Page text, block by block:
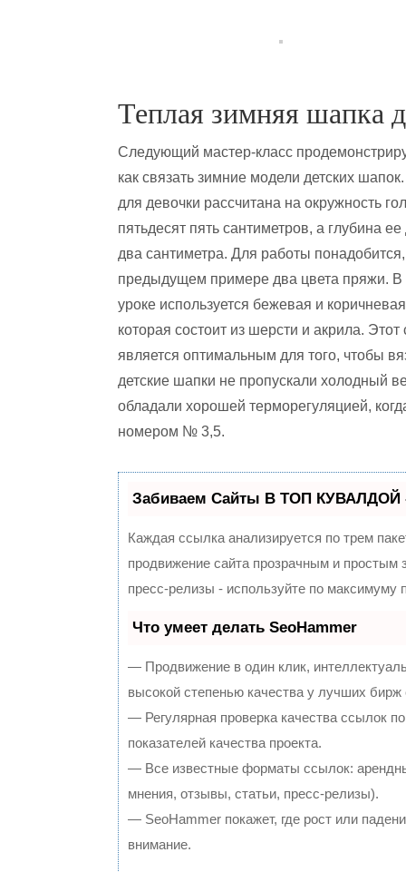
Теплая зимняя шапка
Следующий мастер-класс
как связать зимние модели детских
для девочки рассчитана на окружность
пятьдесят пять сантиметров, а глубина
два сантиметра. Для работы понадобится,
предыдущем примере два цвета пряжи. В
уроке используется бежевая и
которая состоит из шерсти и акрила. Этот
является оптимальным для того, чтобы
детские шапки не пропускали холодный
обладали хорошей терморегуляцией,
номером № 3,5.
Забиваем Сайты В ТОП КУВАЛДОЙ -
Каждая ссылка анализируется по трем
продвижение сайта прозрачным и
пресс-релизы - используйте по
Что умеет делать SeoHammer
— Продвижение в один клик,
высокой степенью качества у лучших бирж
— Регулярная проверка качества ссылок
показателей качества проекта.
— Все известные форматы ссылок:
мнения, отзывы, статьи, пресс-релизы).
— SeoHammer покажет, где рост или
внимание.